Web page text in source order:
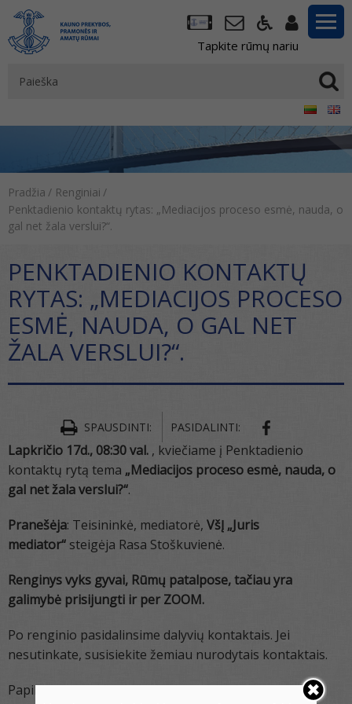
Tapkite rūmų nariu
Pradžia / Renginiai /
Penktadienio kontaktų rytas: „Mediacijos proceso esmė, nauda, o
gal net žala verslui?“.
PENKTADIENIO KONTAKTŲ
RYTAS: „MEDIACIJOS PROCESO
ESMĖ, NAUDA, O GAL NET
ŽALA VERSLUI?“.
SPAUSDINTI: PASIDALINTI:
Lapkričio 17d., 08:30 val. , kviečiame į Penktadienio
kontaktų rytą tema „Mediacijos proceso esmė, nauda, o
gal net žala verslui?“.
Pranešėja: Teisininkė, mediatorė, VšĮ „Juris
mediator“ steigėja Rasa Stoškuvienė.
Renginys vyks gyvai, Rūmų patalpose, tačiau yra
galimybė prisijungti ir per ZOOM.
Po renginio pasidalinsime dalyvių kontaktais. Jei
nesutinkate, susisiekite žemiau nurodytais kontaktais.
Papildoma informacija el.